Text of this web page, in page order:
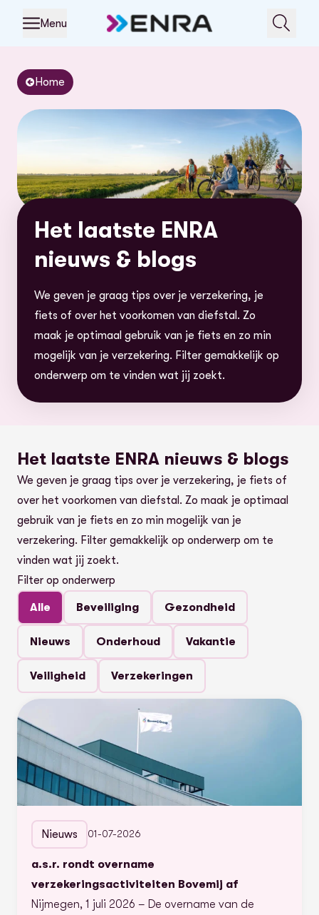
Menu
Home
Het laatste ENRA
nieuws & blogs
We geven je graag tips over je verzekering, je
fiets of over het voorkomen van diefstal. Zo
maak je optimaal gebruik van je fiets en zo min
mogelijk van je verzekering. Filter gemakkelijk op
onderwerp om te vinden wat jij zoekt.
Het laatste ENRA nieuws & blogs
We geven je graag tips over je verzekering, je fiets of
over het voorkomen van diefstal. Zo maak je optimaal
gebruik van je fiets en zo min mogelijk van je
verzekering. Filter gemakkelijk op onderwerp om te
vinden wat jij zoekt.
Filter op onderwerp
Alle Beveiliging Gezondheid
Nieuws Onderhoud Vakantie
Veiligheid Verzekeringen
Nieuws 01-07-2026
a.s.r. rondt overname
verzekeringsactiviteiten Bovemij af
Nijmegen, 1 juli 2026 – De overname van de